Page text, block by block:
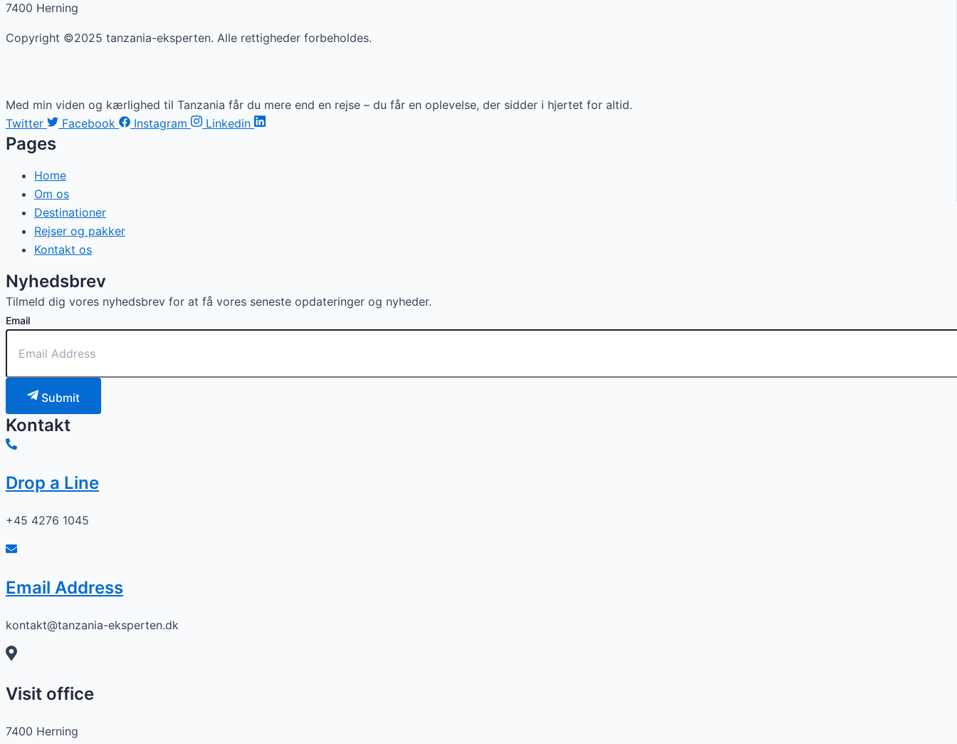
7400 Herning
Copyright ©2025 tanzania-eksperten. Alle rettigheder forbeholdes.
Med min viden og kærlighed til Tanzania får du mere end en rejse – du får en oplevelse, der sidder i hjertet for altid.
Twitter
Facebook Instagram Linkedin
Pages
Home
Om os
Destinationer
Rejser og pakker
Kontakt os
Nyhedsbrev
Tilmeld dig vores nyhedsbrev for at få vores seneste opdateringer og nyheder.
Email
Submit
Kontakt
Drop a Line
+45 4276 1045
Email Address
kontakt@tanzania-eksperten.dk
Visit office
7400 Herning